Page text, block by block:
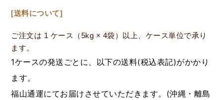
[送料について]
ご注文は 1 ケース（5kg × 4袋）以上、ケース単位で承り
ます。
1ケースの発送ごとに、以下の送料(税込表記)がかかり
ます。
福山通運にてお届けさせていただきます。(沖縄・離島